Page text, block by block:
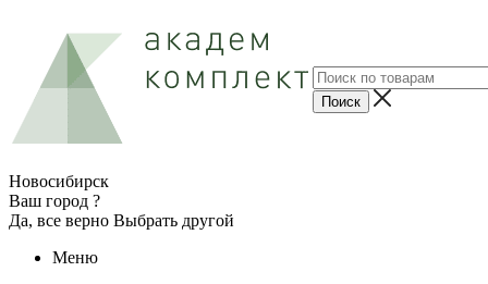
Новосибирск
Ваш город ?
Да, все верно Выбрать другой
Меню